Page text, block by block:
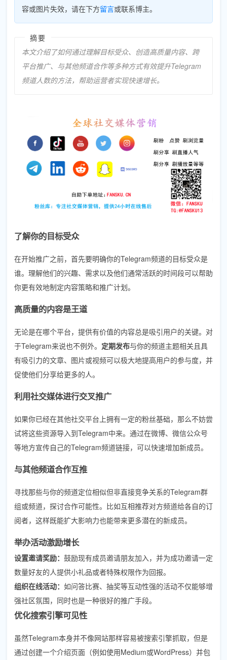
容或图片失效，请在下方留言或联系博主。
摘要
本文介绍了如何通过理解目标受众、创造高质量内容、跨
平台推广、与其他频道合作等多种方式有效提升Telegram
频道人数的方法，帮助运营者实现快速增长。
了解你的目标受众
在开始推广之前，首先要明确你的Telegram频道的目标受众是
谁。理解他们的兴趣、需求以及他们通常活跃的时间段可以帮助
你更有效地制定内容策略和推广计划。
高质量的内容是王道
无论是在哪个平台，提供有价值的内容总是吸引用户的关键。对
于Telegram来说也不例外。 定期发布与你的频道主题相关且具
有吸引力的文章、图片或视频可以极大地提高用户的参与度，并
促使他们分享给更多的人。
利用社交媒体进行交叉推广
如果你已经在其他社交平台上拥有一定的粉丝基础，那么不妨尝
试将这些资源导入到Telegram中来。通过在微博、微信公众号
等地方宣传自己的Telegram频道链接，可以快速增加新成员。
与其他频道合作互推
寻找那些与你的频道定位相似但非直接竞争关系的Telegram群
组或频道，探讨合作可能性。比如互相推荐对方频道给各自的订
阅者，这样既能扩大影响力也能带来更多潜在的新成员。
举办活动激励增长
设置邀请奖励： 鼓励现有成员邀请朋友加入，并为成功邀请一定
数量好友的人提供小礼品或者特殊权限作为回报。
组织在线活动： 如问答比赛、抽奖等互动性强的活动不仅能够增
强社区氛围，同时也是一种很好的推广手段。
优化搜索引擎可见性
虽然Telegram本身并不像网站那样容易被搜索引擎抓取，但是
通过创建一个介绍页面（例如使用Medium或WordPress）并包